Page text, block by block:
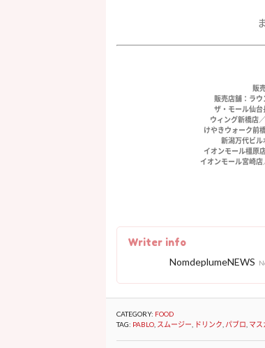
販
販売店舗：ラ
ザ・モール仙
ウィング新橋店
けやきウォーク前
新潟万代ビル
イオンモール橿原
イオンモール宮崎
Writer info
NomdeplumeNEWS
CATEGORY: FOOD
TAG: PABLO スムージー ドリンク パブロ マス